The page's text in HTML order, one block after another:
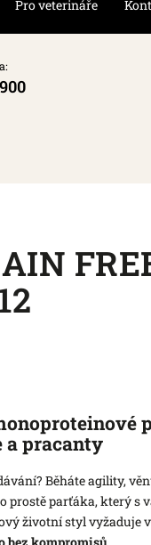
Pro veterináře
a pracanty
Běháte agility,
prostě parťáka, který s
životní styl vyžaduje